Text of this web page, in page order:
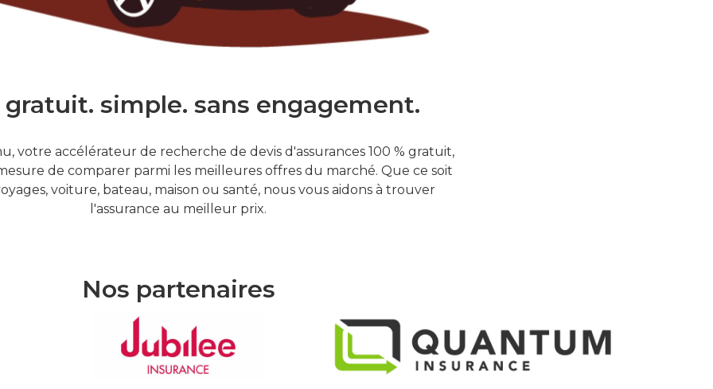
gratuit. simple. sans engagement.
votre accélérateur de recherche de devis d'assurances 100 % gratuit,
de comparer parmi les meilleures offres du marché. Que ce soit
voiture, bateau, maison ou santé, nous vous aidons à trouver
l'assurance au meilleur prix.
Nos partenaires